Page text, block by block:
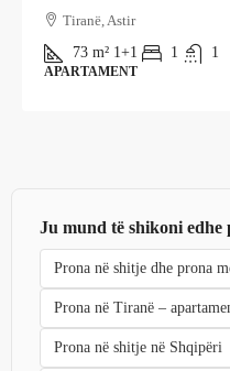
Tiranë, Astir
73 m² 1+1 1 1
APARTAMENT
Ju mund të shikoni edhe
Prona në shitje dhe prona
Prona në Tiranë –
Prona në shitje në Shqipëri